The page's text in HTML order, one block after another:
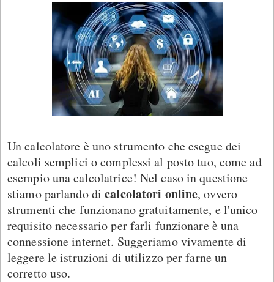
Un calcolatore è uno strumento che esegue dei
calcoli semplici o complessi al posto tuo, come ad
esempio una calcolatrice! Nel caso in questione
stiamo parlando dicalcolatori online, ovvero
strumenti che funzionano gratuitamente, e l'unico
requisito necessario per farli funzionare è una
connessione internet. Suggeriamo vivamente di
leggere le istruzioni di utilizzo per farne un
corretto uso.